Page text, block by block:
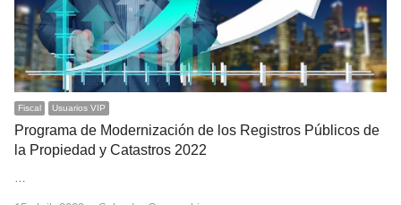
Fiscal Usuarios VIP
Programa de Modernización de los Registros Públicos de
la Propiedad y Catastros 2022
…